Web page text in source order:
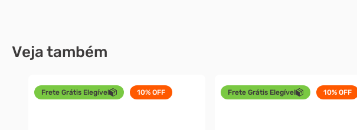
Veja também
Frete Grátis Elegível 10%OFF Frete Grátis Elegível 10%OFF